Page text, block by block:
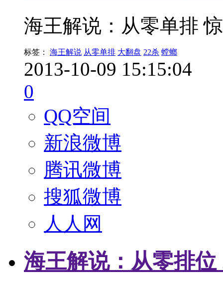
海王解说：从零单排
标签： 海王解说 从零单排 大翻盘 22杀 螳螂
2013-10-09 15:15:04
0
QQ空间
新浪微博
腾讯微博
搜狐微博
人人网
海王解说：从零排